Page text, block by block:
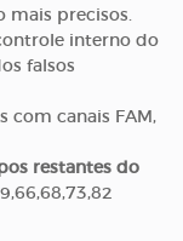
precisos.
interno do
falsos
com canais FAM,
restantes do